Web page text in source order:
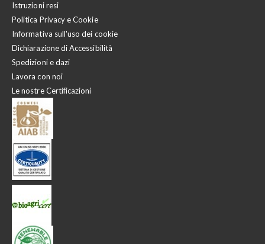
Istruzioni resi
Politica Privacy e Cookie
Informativa sull'uso dei cookie
Dichiarazione di Accessibilità
Spedizioni e dazi
Lavora con noi
Le nostre Certificazioni